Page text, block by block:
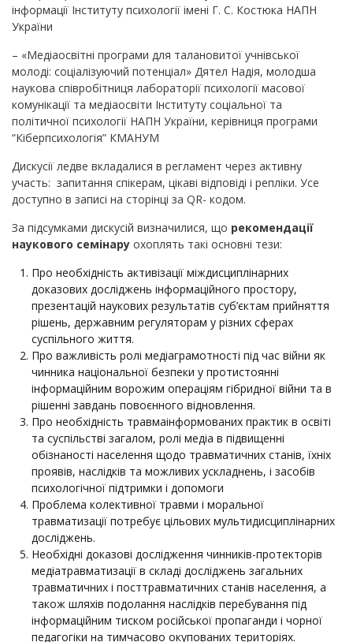
інформації Інституту психології імені Г. С. Костюка НАПН
України
– «Медіаосвітні програми для талановитої учнівської
молоді: соціалізуючий потенціал» Дятел Надія, молодша
наукова співробітниця лабораторії психології масової
комунікації та медіаосвіти Інституту соціальної та
політичної психології НАПН України, керівниця програми
“Кіберпсихологія” КМАНУМ
Дискусії ледве вкладалися в регламент через активну
участь: запитання спікерам, цікаві відповіді і репліки. Усе
доступно в записі на сторінці за QR- кодом.
За підсумками дискусій визначилися, що рекомендації
наукового семінару охоплять такі основні тези:
Про необхідність активізації міждисциплінарних
доказових досліджень інформаційного простору,
презентацій наукових результатів суб’єктам прийняття
рішень, державним регуляторам у різних сферах
суспільного життя.
Про важливість ролі медіаграмотності під час війни як
чинника національної безпеки у протистоянні
інформаційним ворожим операціям гібридної війни та в
рішенні завдань повоєнного відновлення.
Про необхідність травмаінформованих практик в освіті
та суспільстві загалом, ролі медіа в підвищенні
обізнаності населення щодо травматичних станів, їхніх
проявів, наслідків та можливих ускладнень, і засобів
психологічної підтримки і допомоги
Проблема колективної травми і моральної
травматизації потребує цільових мультидисциплінарних
досліджень.
Необхідні доказові дослідження чинників-протекторів
медіатравматизації в складі досліджень загальних
травматичних і посттравматичних станів населення, а
також шляхів подолання наслідків перебування під
інформаційним тиском російської пропаганди і чорної
педагогіки на тимчасово окупованих територіях.